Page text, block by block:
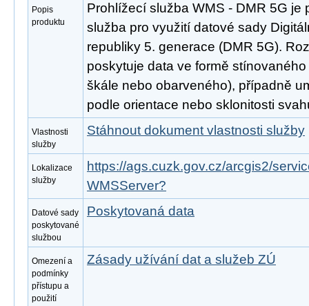
Popis
produktu
Prohlížecí služba WMS - DMR 5G je
služba pro využití datové sady
republiky 5. generace (DMR 5G).
poskytuje data ve formě
škále nebo obarveného), případně
podle orientace nebo sklonitosti
Vlastnosti
služby
Stáhnout dokument vlastnosti služby
Lokalizace
služby
https://ags.cuzk.gov.cz/arcgis2/
WMSServer?
Datové sady
poskytované
službou
Poskytovaná data
Omezení a
podmínky
přístupu a
použití
Zásady užívání dat a služeb ZÚ